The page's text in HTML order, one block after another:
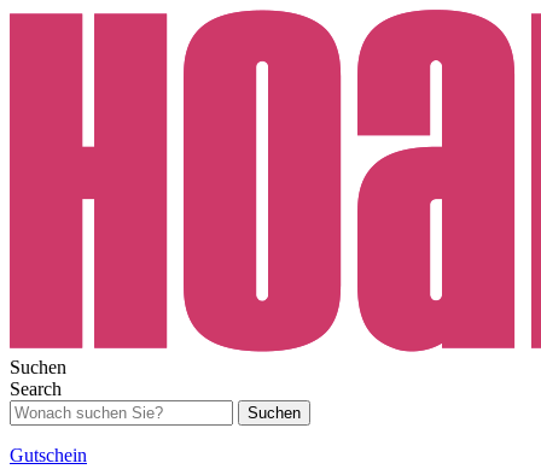
Suchen
Search
Suchen
Gutschein